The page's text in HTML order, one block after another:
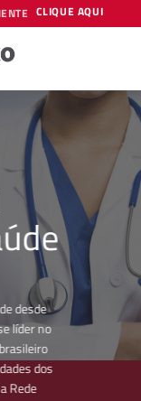
CLIQUE AQUI
desde
líder no
dos
Rede